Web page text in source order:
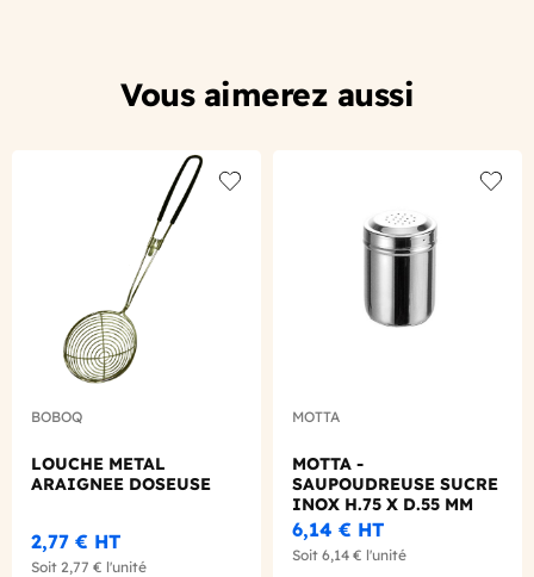
Vous aimerez aussi
BOBOQ
LOUCHE METAL
ARAIGNEE DOSEUSE
2,77 € HT
Soit 2,77 € l'unité
MOTTA
MOTTA -
SAUPOUDREUSE SUCRE
INOX H.75 X D.55 MM
6,14 € HT
Soit 6,14 € l'unité